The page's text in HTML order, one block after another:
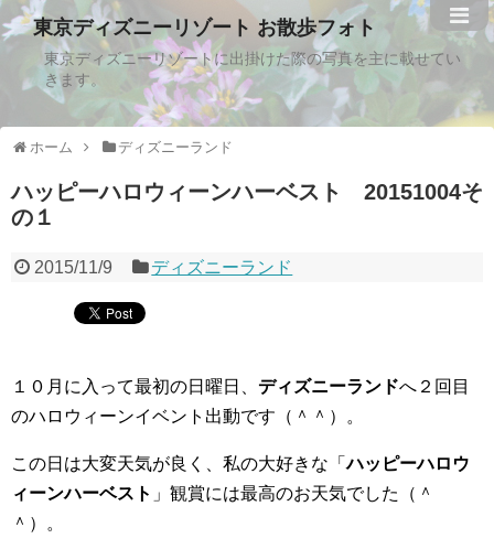
東京ディズニーリゾート お散歩フォト
東京ディズニーリゾートに出掛けた際の写真を主に載せてい
きます。
ホーム ディズニーランド
ハッピーハロウィーンハーベスト 20151004そ
の１
2015/11/9 ディズニーランド
１０月に入って最初の日曜日、 ディズニーランドへ２回目
のハロウィーンイベント出動です（＾＾）。
この日は大変天気が良く、私の大好きな「ハッピーハロウ
ィーンハーベスト 」観賞には最高のお天気でした（＾
＾）。